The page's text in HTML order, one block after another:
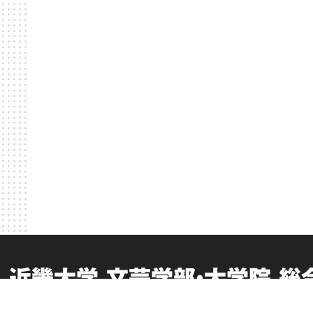
近畿大学 文芸学部・大学院 総